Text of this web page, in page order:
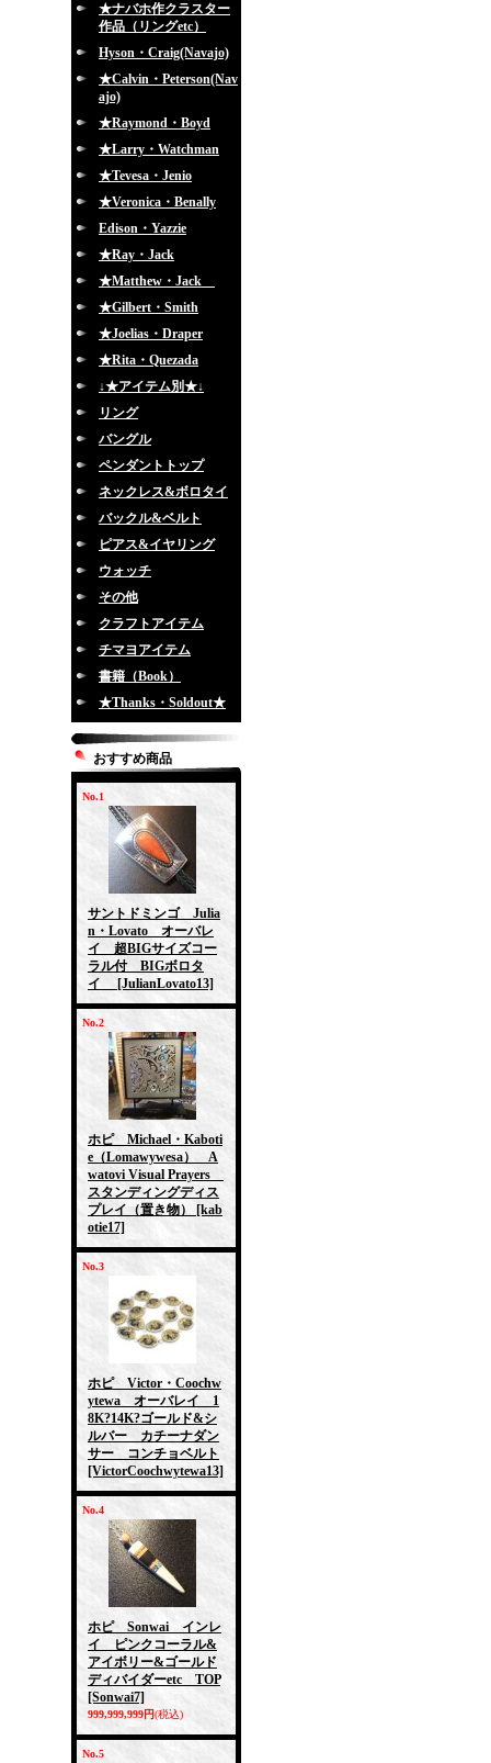
★ナバホ作クラスター
作品（リングetc）
Hyson・Craig(Navajo)
★Calvin・Peterson(Nav
ajo)
★Raymond・Boyd
★Larry・Watchman
★Tevesa・Jenio
★Veronica・Benally
Edison・Yazzie
★Ray・Jack
★Matthew・Jack
★Gilbert・Smith
★Joelias・Draper
★Rita・Quezada
↓★アイテム別★↓
リング
バングル
ペンダントトップ
ネックレス&ボロタイ
バックル&ベルト
ピアス&イヤリング
ウォッチ
その他
クラフトアイテム
チマヨアイテム
書籍（Book）
★Thanks・Soldout★
おすすめ商品
No.1
サントドミンゴ Julia
n・Lovato オーバレ
イ 超BIGサイズコー
ラル付 BIGボロタ
イ
[JulianLovato13]
No.2
ホピ Michael・Kaboti
e（Lomawywesa） A
watovi Visual Prayers
スタンディングディス
プレイ（置き物）
[kab
otie17]
No.3
ホピ Victor・Coochw
ytewa オーバレイ 1
8K?14K?ゴールド&シ
ルバー カチーナダン
サー コンチョベルト
[VictorCoochwytewa13]
No.4
ホピ Sonwai インレ
イ ピンクコーラル&
アイボリー&ゴールド
ディバイダーetc TOP
[Sonwai7]
999,999,999円(税込)
No.5